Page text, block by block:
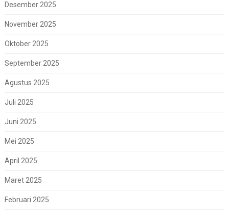
Desember 2025
November 2025
Oktober 2025
September 2025
Agustus 2025
Juli 2025
Juni 2025
Mei 2025
April 2025
Maret 2025
Februari 2025